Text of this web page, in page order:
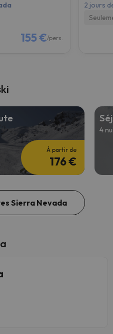
155 €/pers.
2 jours
À partir de
176 €
4
Sierra Nevada